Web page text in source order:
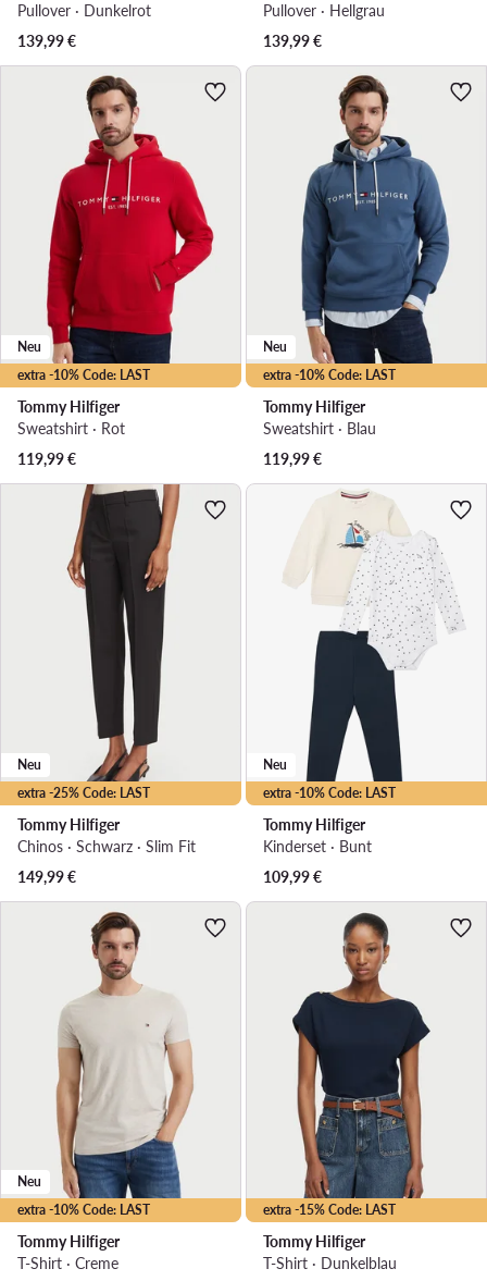
Pullover · Dunkelrot
139,99€
Pullover · Hellgrau
139,99€
extra -10% Code: LAST
Neu
Tommy Hilfiger
Sweatshirt · Rot
119,99€
extra -10% Code: LAST
Neu
Tommy Hilfiger
Sweatshirt · Blau
119,99€
extra -25% Code: LAST
Neu
Tommy Hilfiger
Chinos · Schwarz · Slim Fit
149,99€
extra -10% Code: LAST
Neu
Tommy Hilfiger
Kinderset · Bunt
109,99€
extra -10% Code: LAST
Neu
Tommy Hilfiger
T-Shirt · Creme
extra -15% Code: LAST
Tommy Hilfiger
T-Shirt · Dunkelblau